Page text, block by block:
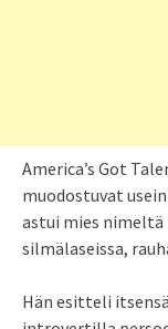
America’s Got
muodostuvat
astui mies nimeltä
silmälaseissa,
Hän esitteli